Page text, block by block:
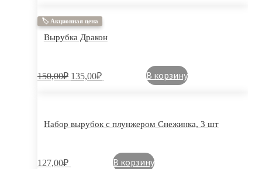
🏷 Акционная цена
Вырубка Дракон
150,00₽ 135,00₽ В корзину
Набор вырубок с плунжером Снежинка, 3 шт
127,00₽ В корзину